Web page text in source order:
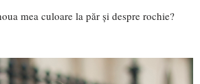
mea culoare la păr și despre rochie?